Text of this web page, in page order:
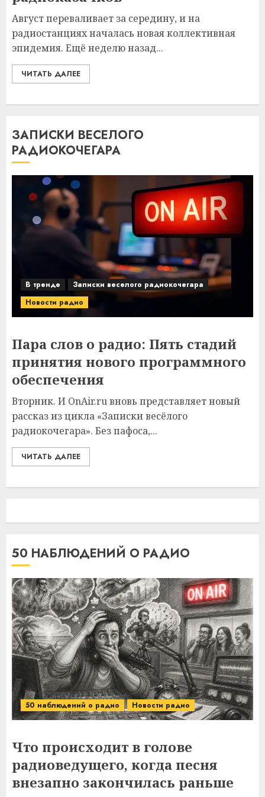
Август переваливает за середину, и на
радиостанциях началась новая коллективная
эпидемия. Ещё неделю назад...
ЧИТАТЬ ДАЛЕЕ
ЗАПИСКИ ВЕСЕЛОГО
РАДИОКОЧЕГАРА
В тренде
Записки веселого радиокочегара
Новости радио
Пара слов о радио: Пять стадий
принятия нового программного
обеспечения
Вторник. И OnAir.ru вновь представляет новый
рассказ из цикла «Записки весёлого
радиокочегара». Без пафоса,...
ЧИТАТЬ ДАЛЕЕ
50 НАБЛЮДЕНИЙ О РАДИО
50 наблюдений о радио Новости радио
Что происходит в голове
радиоведущего, когда песня
внезапно закончилась раньше